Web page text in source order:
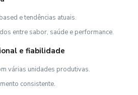
e tendências atuais.
entre sabor, saúde e performance.
e fiabilidade
várias unidades produtivas.
consistente.